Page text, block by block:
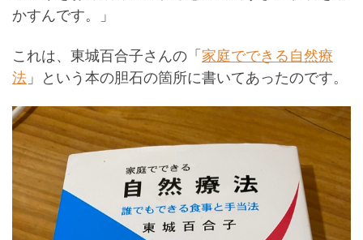
かすんです。」
これは、東城百合子さんの「家庭でできる自然療
法 」という本の胆石の箇所に書いてあったのです。